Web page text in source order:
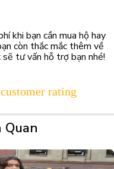
khi bạn cần mua hộ hay
còn thắc mắc thêm về
tư vấn hỗ trợ bạn nhé!
customer rating
Quan